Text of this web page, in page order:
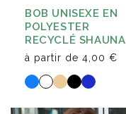
BOB UNISEXE EN
POLYESTER
RECYCLÉ SHAUNA
à partir de 4,00 €